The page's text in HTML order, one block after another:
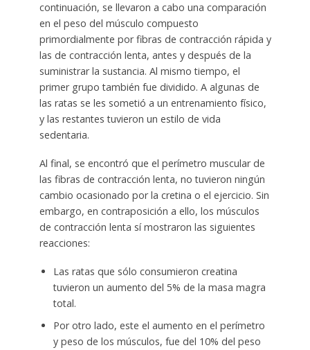
continuación, se llevaron a cabo una comparación
en el peso del músculo compuesto
primordialmente por fibras de contracción rápida y
las de contracción lenta, antes y después de la
suministrar la sustancia. Al mismo tiempo, el
primer grupo también fue dividido. A algunas de
las ratas se les sometió a un entrenamiento físico,
y las restantes tuvieron un estilo de vida
sedentaria.
Al final, se encontró que el perímetro muscular de
las fibras de contracción lenta, no tuvieron ningún
cambio ocasionado por la cretina o el ejercicio. Sin
embargo, en contraposición a ello, los músculos
de contracción lenta sí mostraron las siguientes
reacciones:
Las ratas que sólo consumieron creatina
tuvieron un aumento del 5% de la masa magra
total.
Por otro lado, este el aumento en el perímetro
y peso de los músculos, fue del 10% del peso